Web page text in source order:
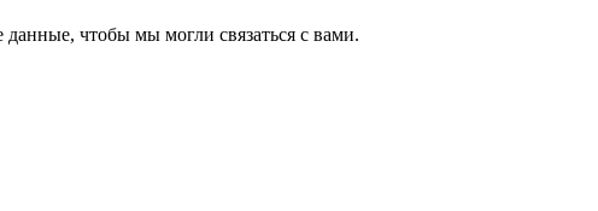
чтобы мы могли связаться с вами.